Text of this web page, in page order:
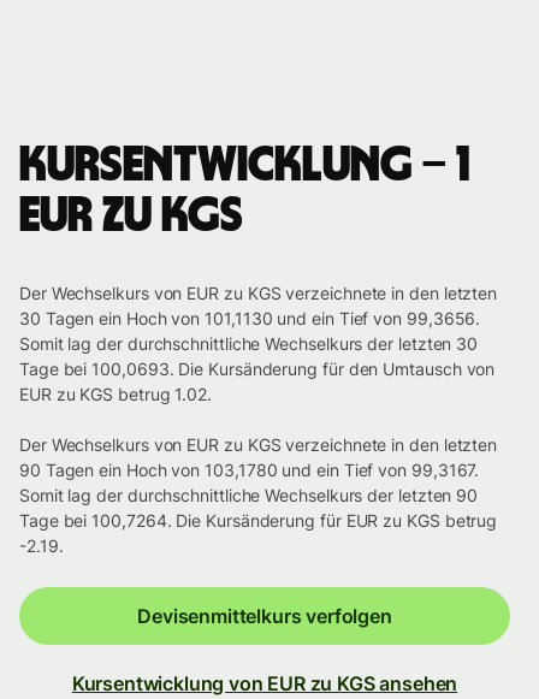
Kursentwicklung – 1
EUR zu KGS
Der Wechselkurs von EUR zu KGS verzeichnete in den letzten
30 Tagen ein Hoch von 101,1130 und ein Tief von 99,3656.
Somit lag der durchschnittliche Wechselkurs der letzten 30
Tage bei 100,0693. Die Kursänderung für den Umtausch von
EUR zu KGS betrug 1.02.
Der Wechselkurs von EUR zu KGS verzeichnete in den letzten
90 Tagen ein Hoch von 103,1780 und ein Tief von 99,3167.
Somit lag der durchschnittliche Wechselkurs der letzten 90
Tage bei 100,7264. Die Kursänderung für EUR zu KGS betrug
-2.19.
Devisenmittelkurs verfolgen
Kursentwicklung von EUR zu KGS ansehen